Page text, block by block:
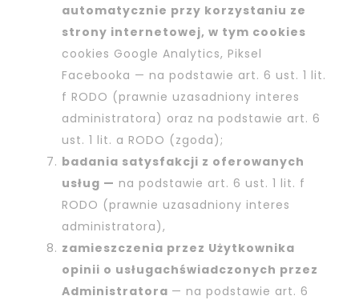
automatycznie przy korzystaniu ze
strony internetowej, w tym cookies
cookies Google Analytics, Piksel
Facebooka — na podstawie art. 6 ust. 1 lit.
f RODO (prawnie uzasadniony interes
administratora) oraz na podstawie art. 6
ust. 1 lit. a RODO (zgoda);
badania satysfakcji z oferowanych
usług — na podstawie art. 6 ust. 1 lit. f
RODO (prawnie uzasadniony interes
administratora),
zamieszczenia przez Użytkownika
opinii o usługachświadczonych przez
Administratora — na podstawie art. 6